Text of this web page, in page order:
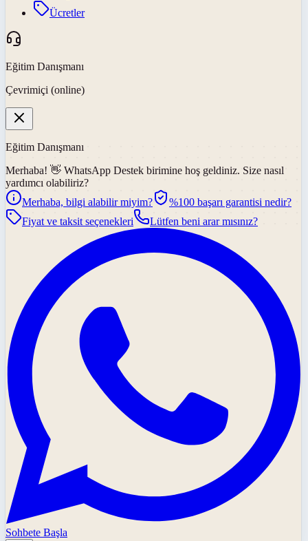
Ücretler
Eğitim Danışmanı
Çevrimiçi (online)
Eğitim Danışmanı
Merhaba! 👋 WhatsApp Destek birimine hoş geldiniz. Size nasıl
yardımcı olabiliriz?
Merhaba, bilgi alabilir miyim?
%100 başarı garantisi nedir?
Fiyat ve taksit seçenekleri
Lütfen beni arar mısınız?
Sohbete Başla